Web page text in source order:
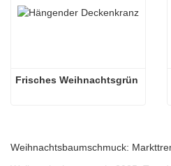
Frisches Weihnachtsgrün